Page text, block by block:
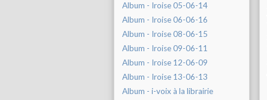
Album - Iroise 05-06-14
Album - Iroise 06-06-16
Album - Iroise 08-06-15
Album - Iroise 09-06-11
Album - Iroise 12-06-09
Album - Iroise 13-06-13
Album - i-voix à la librairie